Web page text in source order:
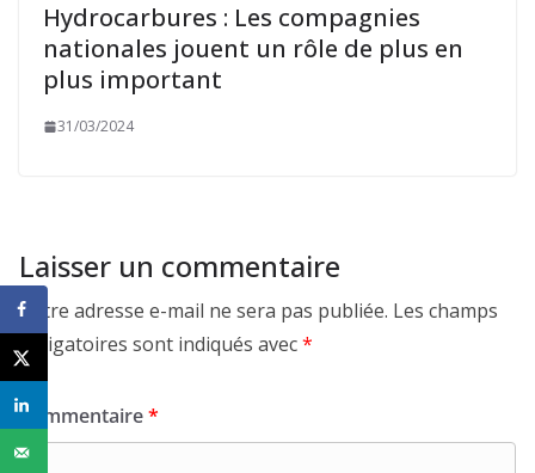
Hydrocarbures : Les compagnies
nationales jouent un rôle de plus en
plus important
31/03/2024
Laisser un commentaire
Votre adresse e-mail ne sera pas publiée. Les champs
obligatoires sont indiqués avec*
Commentaire*